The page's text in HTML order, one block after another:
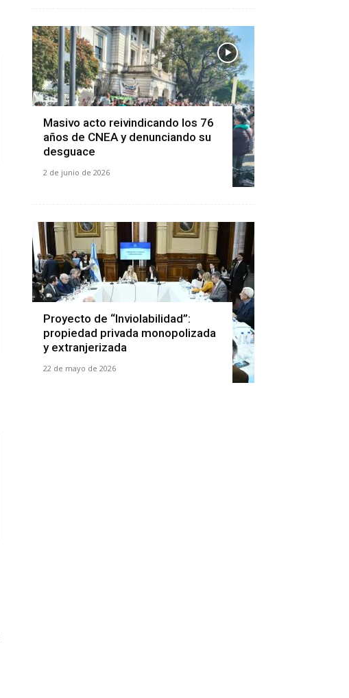
Masivo acto reivindicando los 76
años de CNEA y denunciando su
desguace
2 de junio de 2026
Proyecto de “Inviolabilidad”:
propiedad privada monopolizada
y extranjerizada
22 de mayo de 2026